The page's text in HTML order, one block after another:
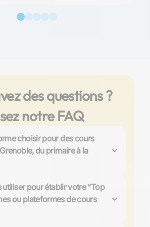
des questions ?
notre FAQ
choisir pour des cours
du primaire à la
avec un professeur adapté au
enfant, du primaire au supérieur. Vous
et vous choisissez le format (à
selon votre organisation.
utiliser pour établir votre “Top
ou plateformes de cours